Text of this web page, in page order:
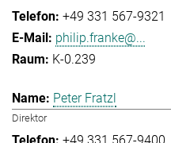
+49 331 567-9321
philip.franke@...
K-0.239
Peter Fratzl
Direktor